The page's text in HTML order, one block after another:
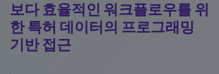
보다 효율적인 워크플로우를 위
한 특허 데이터의 프로그래밍
기반 접근